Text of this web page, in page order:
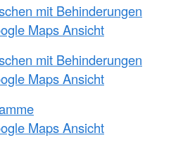
mit Behinderungen
Maps Ansicht
mit Behinderungen
Maps Ansicht
Maps Ansicht